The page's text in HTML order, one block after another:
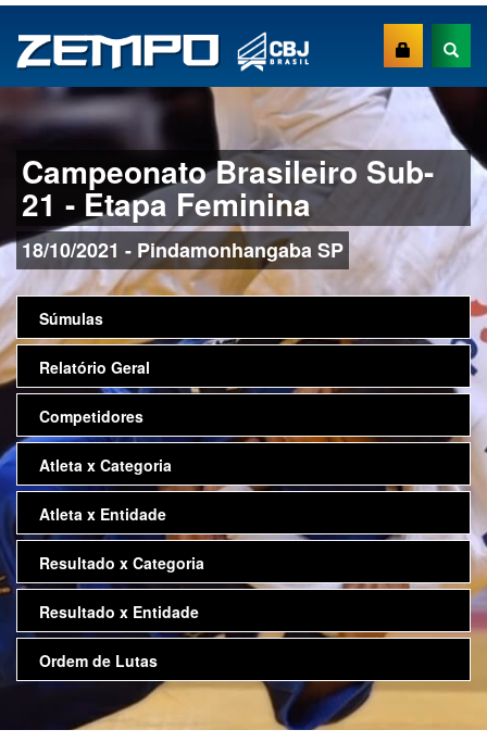
Campeonato Brasileiro Sub-
21 - Etapa Feminina
18/10/2021 - Pindamonhangaba SP
Súmulas
Relatório Geral
Competidores
Atleta x Categoria
Atleta x Entidade
Resultado x Categoria
Resultado x Entidade
Ordem de Lutas